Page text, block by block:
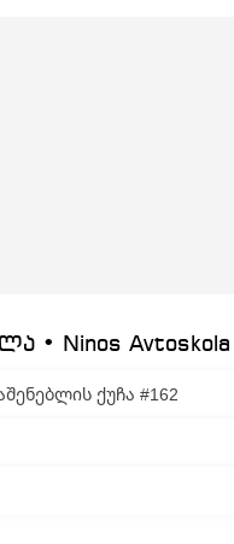
• Ninos Avtoskola
ქუჩა #162